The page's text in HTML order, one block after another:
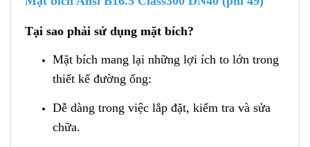
Tại sao phải sử dụng mặt bích?
Mặt bích mang lại những lợi ích to lớn trong
thiết kế đường ống:
Dễ dàng trong việc lắp đặt, kiểm tra và sửa
chữa.